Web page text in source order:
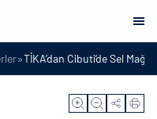
»TİKA’dan Cibuti’de Sel